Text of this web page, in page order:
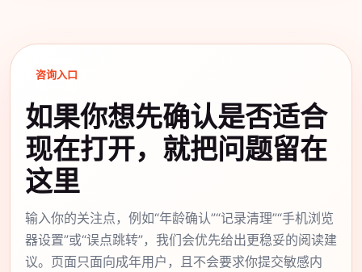
咨询入口
如果你想先确认是否适合
现在打开，就把问题留在
这里
输入你的关注点，例如“年龄确认”“记录清理”“手机浏览
器设置”或“误点跳转”，我们会优先给出更稳妥的阅读建
议。页面只面向成年用户，且不会要求你提交敏感内